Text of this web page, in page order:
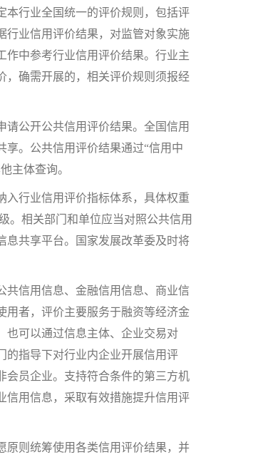
本行业全国统一的评价规则，包括评
行业信用评价结果，对监管对象实施
作中参考行业信用评价结果。行业主
，确需开展的，相关评价规则须报经
请公开公共信用评价结果。全国信用
。公共信用评价结果通过“信用中
主体查询。
入行业信用评价指标体系，具体权重
。相关部门和单位应当对照公共信用
息共享平台。国家发展改革委及时将
共信用信息、金融信用信息、商业信
用者，评价主要服务于融资等经济金
也可以通过信息主体、企业交易对
的指导下对行业内企业开展信用评
会员企业。支持符合条件的第三方机
信用信息，采取有效措施提升信用评
原则统筹使用各类信用评价结果，并